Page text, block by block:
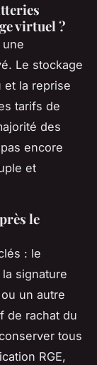
virtuel ?
Le stockage
et la reprise
tarifs de
des
encore
et
le
: le
signature
un autre
de rachat du
tous
RGE,